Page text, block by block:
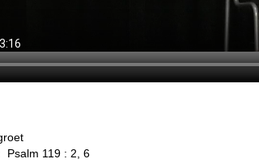
Psalm 119 : 2, 6